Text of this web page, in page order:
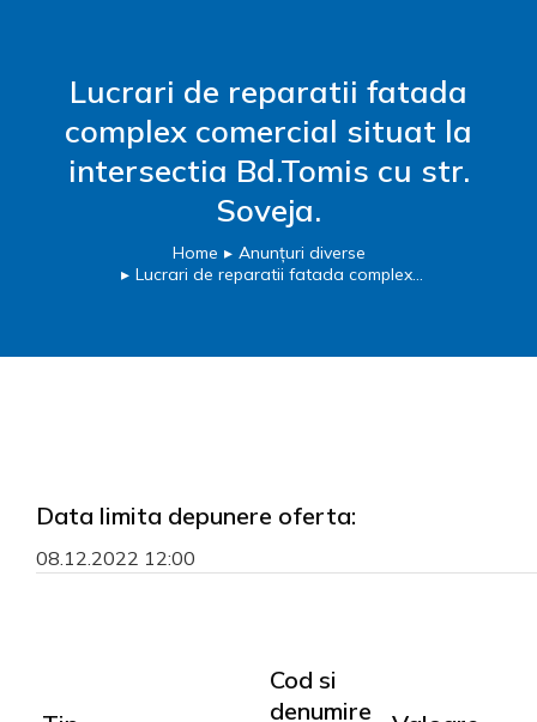
Lucrari de reparatii fatada
complex comercial situat la
intersectia Bd.Tomis cu str.
Soveja.
Home
Anunțuri diverse
Lucrari de reparatii fatada complex…
Data limita depunere oferta:
08.12.2022 12:00
Cod si
denumire